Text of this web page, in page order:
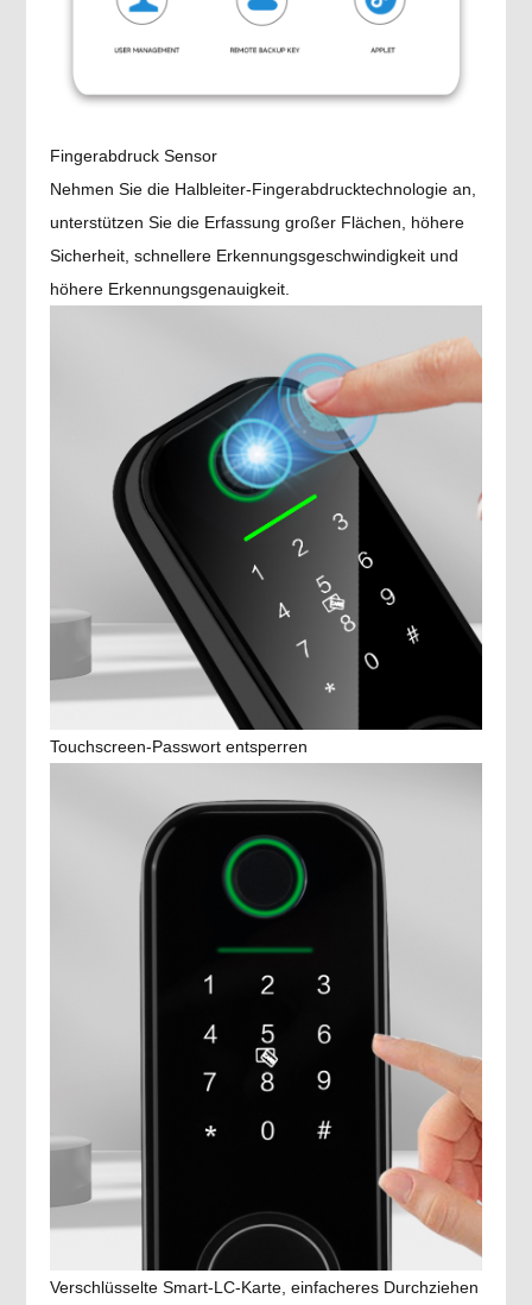
Fingerabdruck Sensor
Nehmen Sie die Halbleiter-Fingerabdrucktechnologie an,
unterstützen Sie die Erfassung großer Flächen, höhere
Sicherheit, schnellere Erkennungsgeschwindigkeit und
höhere Erkennungsgenauigkeit.
Touchscreen-Passwort entsperren
Verschlüsselte Smart-LC-Karte, einfacheres Durchziehen